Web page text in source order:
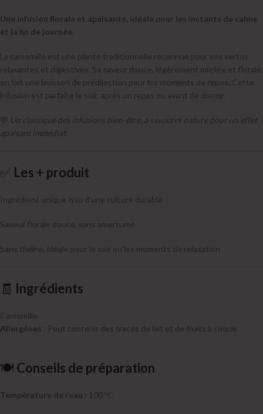
Une infusion florale et apaisante, idéale pour les instants de calme
et la fin de journée.
La camomille est une plante traditionnelle reconnue pour ses vertus
relaxantes et digestives. Sa saveur douce, légèrement miellée et florale,
en fait une boisson de prédilection pour les moments de repos. Cette
infusion est parfaite le soir, après un repas ou avant de dormir.
💬 Un classique des infusions bien-être, à savourer nature pour un effet
apaisant immédiat.
✅ Les + produit
Ingrédient unique issu d’une culture durable
Saveur florale douce, sans amertume
Sans théine, idéale pour le soir ou les moments de relaxation
🧾 Ingrédients
Camomille
Allergènes : Peut contenir des traces de lait et de fruits à coque.
🍽️ Conseils de préparation
Température de l’eau : 100 °C